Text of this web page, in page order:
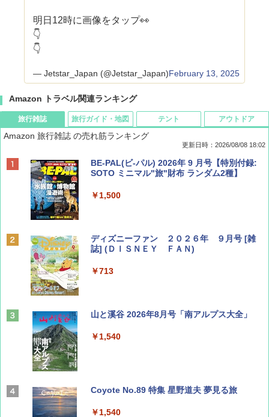
明日12時に画像をタップ👀
👇
👇
— Jetstar_Japan (@Jetstar_Japan)February 13, 2025
Amazon トラベル関連ランキング
旅行雑誌
Amazon 旅行雑誌 の売れ筋ランキング
更新日時：2026/08/08 18:02
BE-PAL(ビ-パル) 2026年 9 月号【特別付録:
SOTO ミニマル"旅"財布 ランダム2種】
￥1,500
ディズニーファン ２０２６年 ９月号 [雑
誌] (ＤＩＳＮＥＹ ＦＡＮ)
￥713
山と溪谷 2026年8月号「南アルプス大全」
￥1,540
Coyote No.89 特集 星野道夫 夢見る旅
￥1,540
旅行ガイド・地図 テント アウトドア